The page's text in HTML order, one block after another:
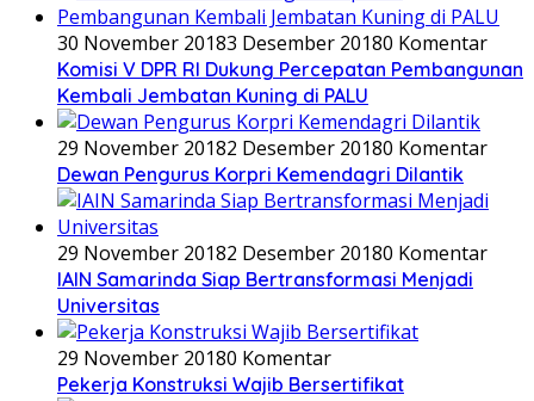
30 November 20183 Desember 20180 Komentar
Komisi V DPR RI Dukung Percepatan Pembangunan
Kembali Jembatan Kuning di PALU
29 November 20182 Desember 20180 Komentar
Dewan Pengurus Korpri Kemendagri Dilantik
29 November 20182 Desember 20180 Komentar
IAIN Samarinda Siap Bertransformasi Menjadi
Universitas
29 November 20180 Komentar
Pekerja Konstruksi Wajib Bersertifikat